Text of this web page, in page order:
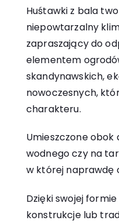
Huśtawki z bala
niepowtarzalny
zapraszający do
elementem
skandynawskich,
nowoczesnych,
charakteru.
Umieszczone
wodnego czy na
w której naprawdę
Dzięki swojej
konstrukcje lub